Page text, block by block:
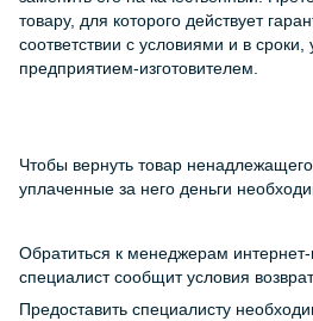
товару, для которого действует
соответствии с условиями и в
предприятием-изготовителем.
Чтобы вернуть товар
уплаченные за него деньги
Обратиться к менеджерам
специалист сообщит условия
Предоставить специалисту